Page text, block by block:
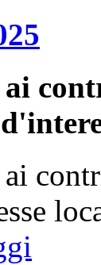
ai
ai